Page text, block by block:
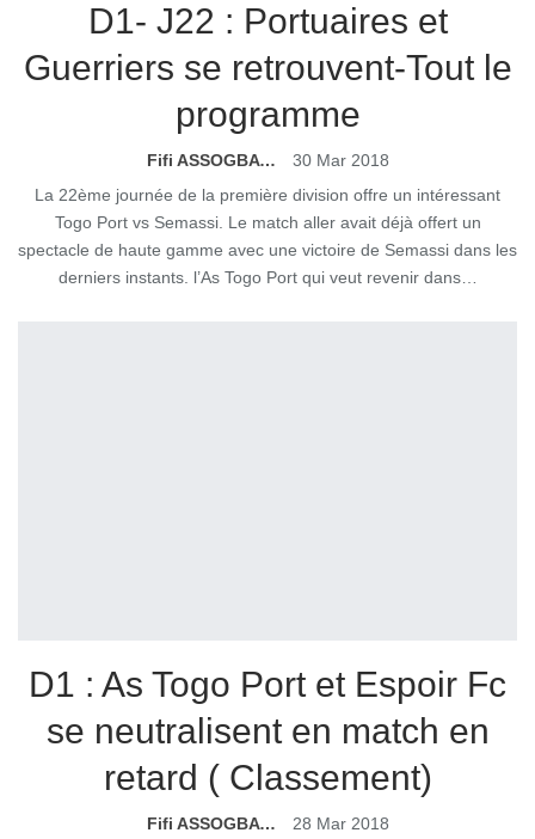
D1- J22 : Portuaires et
Guerriers se retrouvent-Tout le
programme
Fifi ASSOGBAVI
30 Mar 2018
La 22ème journée de la première division offre un intéressant
Togo Port vs Semassi. Le match aller avait déjà offert un
spectacle de haute gamme avec une victoire de Semassi dans les
derniers instants. l’As Togo Port qui veut revenir dans…
D1 : As Togo Port et Espoir Fc
se neutralisent en match en
retard ( Classement)
Fifi ASSOGBAVI
28 Mar 2018